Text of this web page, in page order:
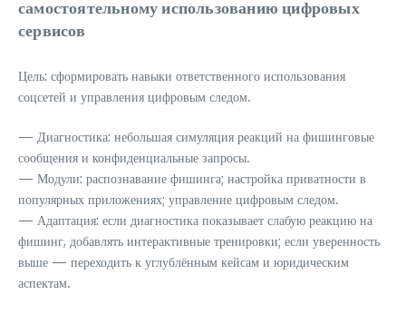
самостоятельному использованию цифровых
сервисов
Цель: сформировать навыки ответственного использования
соцсетей и управления цифровым следом.
— Диагностика: небольшая симуляция реакций на фишинговые
сообщения и конфиденциальные запросы.
— Модули: распознавание фишинга; настройка приватности в
популярных приложениях; управление цифровым следом.
— Адаптация: если диагностика показывает слабую реакцию на
фишинг, добавлять интерактивные тренировки; если уверенность
выше — переходить к углублённым кейсам и юридическим
аспектам.